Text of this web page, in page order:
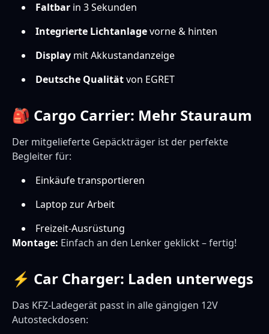
Faltbar in 3 Sekunden
Integrierte Lichtanlagevorne & hinten
Display mit Akkustandanzeige
Deutsche Qualitätvon EGRET
🎒 Cargo Carrier: Mehr Stauraum
Der mitgelieferte Gepäckträger ist der perfekte
Begleiter für:
Einkäufe transportieren
Laptop zur Arbeit
Freizeit-Ausrüstung
Montage: Einfach an den Lenker geklickt – fertig!
⚡ Car Charger: Laden unterwegs
Das KFZ-Ladegerät passt in alle gängigen 12V
Autosteckdosen: